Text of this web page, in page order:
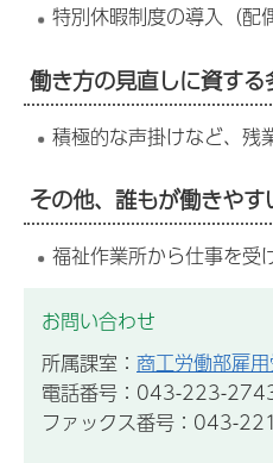
特別休暇制度の導入（配
働き方の見直しに資す
積極的な声掛けなど、残
その他、誰もが働きや
福祉作業所から仕事を受
お問い合わせ
所属課室： 商工労働部雇
電話番号：043-223-
ファックス番号：043-